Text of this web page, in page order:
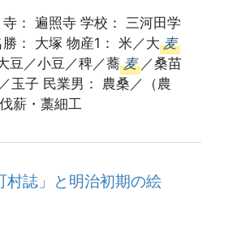
： 遍照寺 学校： 三河田学
： 大塚 物産1： 米／大 麦
豆／小豆／稗／蕎 麦 ／桑苗
玉子 民業男： 農桑／（農
薪・藁細工
村誌」と明治初期の絵